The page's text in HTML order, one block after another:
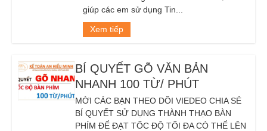
giúp các em sử dụng Tin...
Xem tiếp
BÍ QUYẾT GÕ VĂN BẢN
NHANH 100 TỪ/ PHÚT
MỜI CÁC BẠN THEO DÕI VIEDEO CHIA SẺ
BÍ QUYẾT SỬ DỤNG THÀNH THẠO BÀN
PHÍM ĐỂ ĐẠT TỐC ĐỘ TỐI ĐA CÓ THỂ LÊN